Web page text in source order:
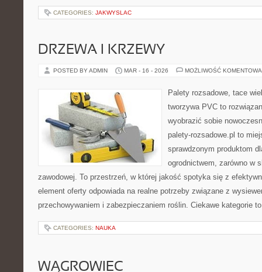
CATEGORIES: JAKWYSLAC
DRZEWA I KRZEWY
POSTED BY ADMIN MAR - 16 - 2026 MOŻLIWOŚĆ
Palety rozsadowe, tace
tworzywa PVC to
wyobrazić sobie
palety-rozsadowe.pl to
sprawdzonym produktom
ogrodnictwem, zarówno w
zawodowej. To przestrzeń, w której jakość spotyka się z
element oferty odpowiada na realne potrzeby związane z
przechowywaniem i zabezpieczaniem roślin. Ciekawe kategorie
CATEGORIES: NAUKA
WĄGROWIEC